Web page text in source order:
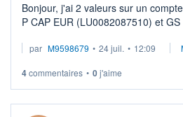
Bonjour, j'ai 2 valeurs sur un
P CAP EUR (LU0082087510) et
veux procéder à la vente, on me
par M9598679 • 24 juil. • 12:09
4commentaires • 0j'aime